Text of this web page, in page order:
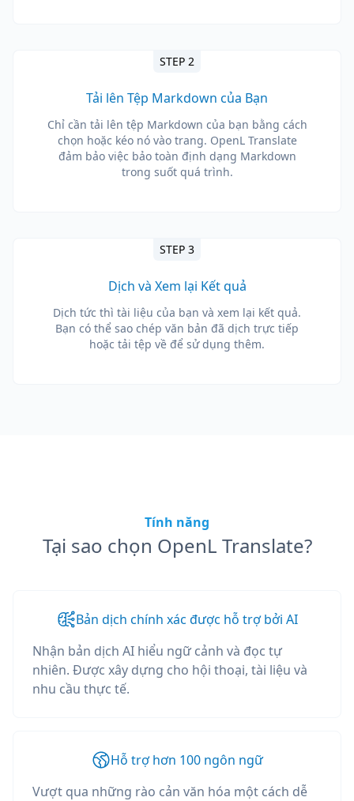
STEP 2
Tải lên Tệp Markdown của Bạn
Chỉ cần tải lên tệp Markdown của bạn bằng cách
chọn hoặc kéo nó vào trang. OpenL Translate
đảm bảo việc bảo toàn định dạng Markdown
trong suốt quá trình.
STEP 3
Dịch và Xem lại Kết quả
Dịch tức thì tài liệu của bạn và xem lại kết quả.
Bạn có thể sao chép văn bản đã dịch trực tiếp
hoặc tải tệp về để sử dụng thêm.
Tính năng
Tại sao chọn OpenL Translate?
Bản dịch chính xác được hỗ trợ bởi AI
Nhận bản dịch AI hiểu ngữ cảnh và đọc tự
nhiên. Được xây dựng cho hội thoại, tài liệu và
nhu cầu thực tế.
Hỗ trợ hơn 100 ngôn ngữ
Vượt qua những rào cản văn hóa một cách dễ